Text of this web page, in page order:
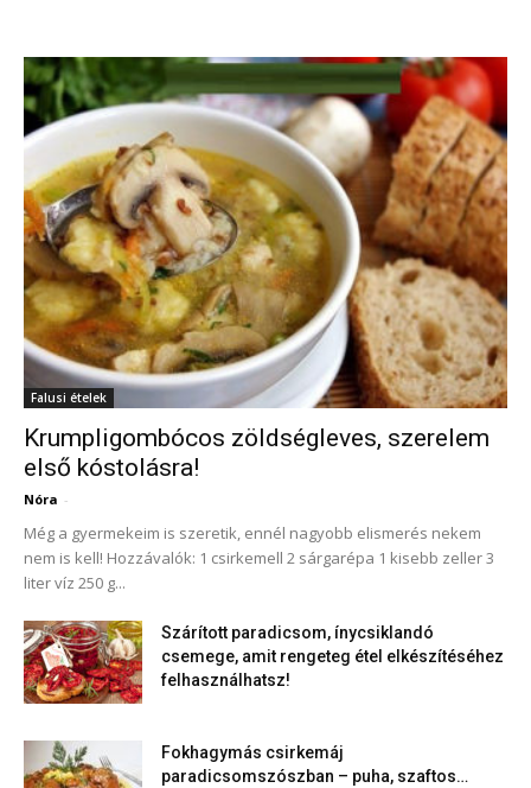
Falusi ételek
Krumpligombócos zöldségleves, szerelem
első kóstolásra!
Nóra -
Még a gyermekeim is szeretik, ennél nagyobb elismerés nekem
nem is kell! Hozzávalók: 1 csirkemell 2 sárgarépa 1 kisebb zeller 3
liter víz 250 g...
Szárított paradicsom, ínycsiklandó
csemege, amit rengeteg étel elkészítéséhez
felhasználhatsz!
Fokhagymás csirkemáj
paradicsomszószban – puha, szaftos…